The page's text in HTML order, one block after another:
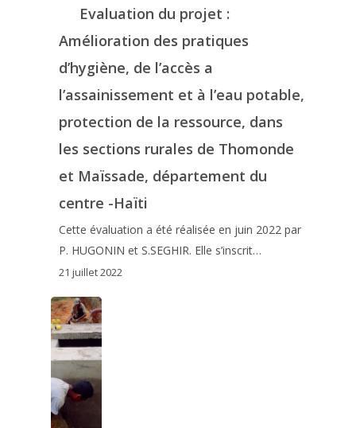
Evaluation du projet :
Amélioration des pratiques
d’hygiène, de l’accès a
l’assainissement et à l’eau potable,
protection de la ressource, dans
les sections rurales de Thomonde
et Maïssade, département du
centre -Haïti
Cette évaluation a été réalisée en juin 2022 par
P. HUGONIN et S.SEGHIR. Elle s’inscrit…
21 juillet 2022